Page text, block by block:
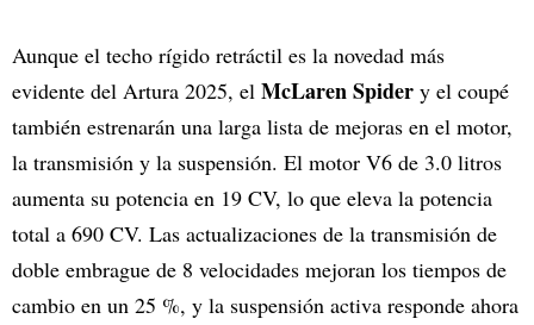
Aunque el techo rígido retráctil es la novedad más
evidente del Artura 2025, el McLaren Spider y el coupé
también estrenarán una larga lista de mejoras en el motor,
la transmisión y la suspensión. El motor V6 de 3.0 litros
aumenta su potencia en 19 CV, lo que eleva la potencia
total a 690 CV. Las actualizaciones de la transmisión de
doble embrague de 8 velocidades mejoran los tiempos de
cambio en un 25 %, y la suspensión activa responde ahora